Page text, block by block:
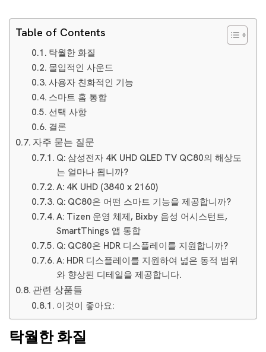
Table of Contents
탁월한 화질
몰입적인 사운드
사용자 친화적인 기능
스마트 홈 통합
선택 사항
결론
자주 묻는 질문
Q: 삼성전자 4K UHD QLED TV QC80의 해상도
는 얼마나 됩니까?
A: 4K UHD (3840 x 2160)
Q: QC80은 어떤 스마트 기능을 제공합니까?
A: Tizen 운영 체제, Bixby 음성 어시스턴트,
SmartThings 앱 통합
Q: QC80은 HDR 디스플레이를 지원합니까?
A: HDR 디스플레이를 지원하여 넓은 동적 범위
와 향상된 디테일을 제공합니다.
관련 상품들
이것이 좋아요:
탁월한 화질